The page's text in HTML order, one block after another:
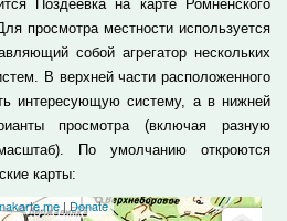
Поздеевка на карте Ромненского
просмотра местности используется
собой агрегатор нескольких
В верхней части расположенного
интересующую систему, а в нижней
просмотра (включая разную
По умолчанию откроются
карты: